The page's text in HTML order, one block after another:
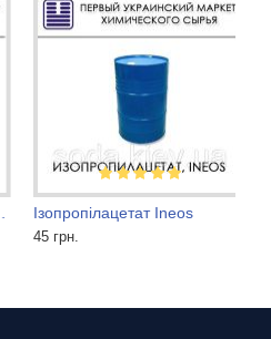
Ізопропілацетат Ineos
45 грн.